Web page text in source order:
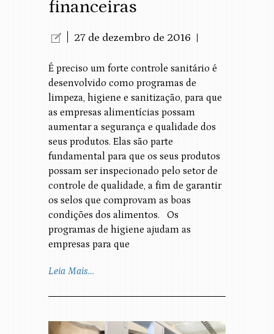
financeiras
27 de dezembro de 2016
É preciso um forte controle sanitário é
desenvolvido como programas de
limpeza, higiene e sanitização, para que
as empresas alimentícias possam
aumentar a segurança e qualidade dos
seus produtos. Elas são parte
fundamental para que os seus produtos
possam ser inspecionado pelo setor de
controle de qualidade, a fim de garantir
os selos que comprovam as boas
condições dos alimentos. Os
programas de higiene ajudam as
empresas para que
Leia Mais…